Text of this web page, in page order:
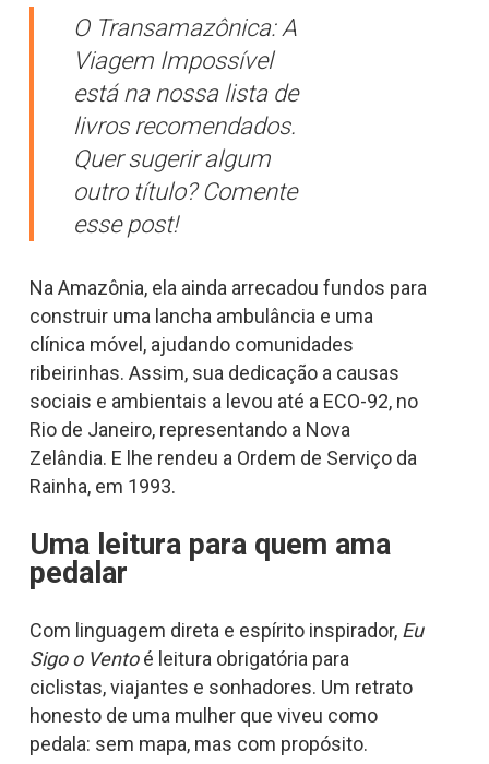
O Transamazônica: A
Viagem Impossível
está na nossa lista de
livros recomendados.
Quer sugerir algum
outro título? Comente
esse post!
Na Amazônia, ela ainda arrecadou fundos para
construir uma lancha ambulância e uma
clínica móvel, ajudando comunidades
ribeirinhas. Assim, sua dedicação a causas
sociais e ambientais a levou até a ECO-92, no
Rio de Janeiro, representando a Nova
Zelândia. E lhe rendeu a Ordem de Serviço da
Rainha, em 1993.
Uma leitura para quem ama
pedalar
Com linguagem direta e espírito inspirador, Eu
Sigo o Ventoé leitura obrigatória para
ciclistas, viajantes e sonhadores. Um retrato
honesto de uma mulher que viveu como
pedala: sem mapa, mas com propósito.